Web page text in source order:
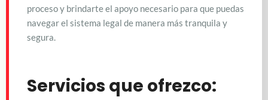
proceso y brindarte el apoyo necesario para que puedas
navegar el sistema legal de manera más tranquila y
segura.
Servicios que ofrezco: